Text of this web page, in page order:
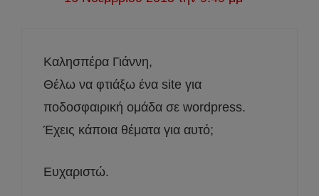
Καλησπέρα Γιάννη,
Θέλω να φτιάξω ένα site για
ποδοσφαιρική ομάδα σε wordpress.
Έχεις κάποια θέματα για αυτό;
Ευχαριστώ.